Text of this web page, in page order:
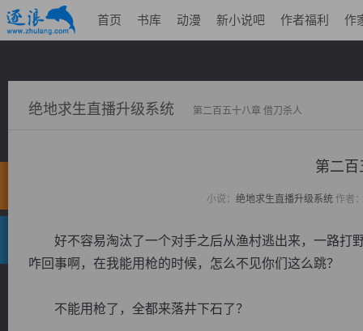
首页 书库 动漫 新小说吧 作者福利 作
绝地求生直播升级系统 第二百五十八章 借刀杀人
第二百
小说： 绝地求生直播升级系统作者
好不容易淘汰了一个对手之后从渔村逃出来，一路打
咋回事啊，在我能用枪的时候，怎么不见你们这么跳？
不能用枪了，全都来落井下石了？